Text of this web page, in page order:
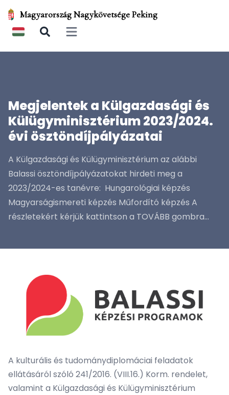
Magyarország Nagykövetsége Peking
Open main menu
Megjelentek a Külgazdasági és
Külügyminisztérium 2023/2024.
évi ösztöndíjpályázatai
A Külgazdasági és Külügyminisztérium az alábbi
Balassi ösztöndíjpályázatokat hirdeti meg a
2023/2024-es tanévre: Hungarológiai képzés
Magyarságismereti képzés Műfordító képzés A
részletekért kérjük kattintson a TOVÁBB gombra...
A kulturális és tudománydiplomáciai feladatok
ellátásáról szóló 241/2016. (VIII.16.) Korm. rendelet,
valamint a Külgazdasági és Külügyminisztérium